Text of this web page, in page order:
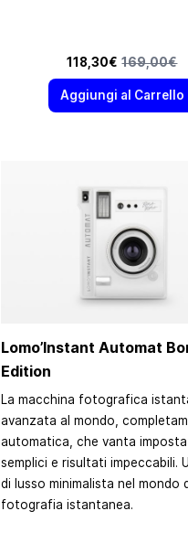
Prezzo speciale
118,30€ Prezzo
169,00€
Aggiungi al Carrello
Lomo’Instant Automat
Edition
La macchina fotografica
avanzata al mondo,
automatica, che vanta
semplici e risultati impeccabili.
di lusso minimalista nel mondo
fotografia istantanea.